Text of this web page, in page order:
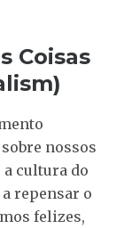
Coisas
nossos
a cultura do
repensar o
felizes,